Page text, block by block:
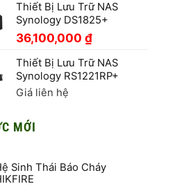
Thiết Bị Lưu Trữ NAS
Synology DS1825+
36,100,000 ₫
Thiết Bị Lưu Trữ NAS
Synology RS1221RP+
Giá liên hệ
MỚI
Sinh Thái Báo Cháy